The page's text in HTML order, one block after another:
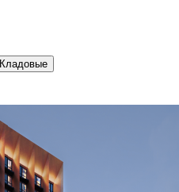
Кладовые